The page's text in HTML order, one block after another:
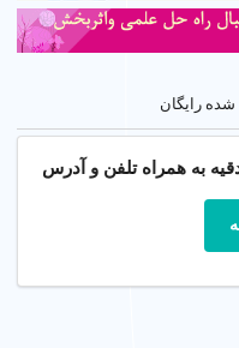
رایگان
به همراه تلفن و آدرس